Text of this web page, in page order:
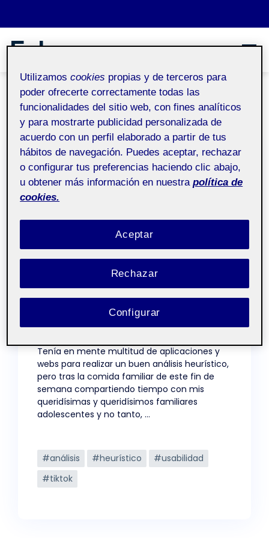
Etiqueta:#tiktok
Análisis heurístico de la web de
TikTok
Fecha de publicación
17 noviembre, 2023
Tenía en mente multitud de aplicaciones y
webs para realizar un buen análisis heurístico,
pero tras la comida familiar de este fin de
semana compartiendo tiempo con mis
queridísimas y queridísimos familiares
adolescentes y no tanto, …
Etiquetas
#análisis #heurístico
#usabilidad
#tiktok
Utilizamoscookies propias y de terceros para
poder ofrecerte correctamente todas las
funcionalidades del sitio web, con fines analíticos
y para mostrarte publicidad personalizada de
acuerdo con un perfil elaborado a partir de tus
hábitos de navegación. Puedes aceptar, rechazar
o configurar tus preferencias haciendo clic abajo,
u obtener más información en nuestra política de
cookies.
Rechazar
Aceptar
Configurar